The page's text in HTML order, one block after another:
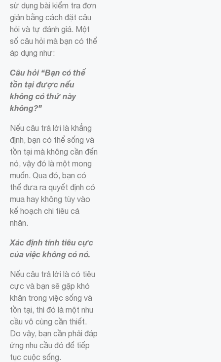
sử dụng bài kiểm tra đơn
giản bằng cách đặt câu
hỏi và tự đánh giá. Một
số câu hỏi mà bạn có thể
áp dụng như:
Câu hỏi “Bạn có thể
tồn tại được nếu
không có thứ này
không?”
Nếu câu trả lời là khẳng
định, bạn có thể sống và
tồn tại mà không cần đến
nó, vậy đó là một mong
muốn. Qua đó, bạn có
thể đưa ra quyết định có
mua hay không tùy vào
kế hoạch chi tiêu cá
nhân.
Xác định tính tiêu cực
của việc không có nó.
Nếu câu trả lời là có tiêu
cực và bạn sẽ gặp khó
khăn trong việc sống và
tồn tại, thì đó là một nhu
cầu vô cùng cần thiết.
Do vậy, bạn cần phải đáp
ứng nhu cầu đó để tiếp
tục cuộc sống.